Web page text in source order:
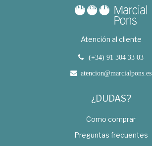
Atención al cliente
(+34) 91 304 33 03
atencion@marcialpons.es
¿DUDAS?
Como comprar
Preguntas frecuentes